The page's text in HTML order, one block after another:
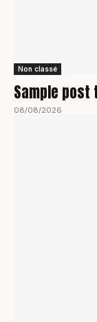
Non classé
Sample post
08/08/2026